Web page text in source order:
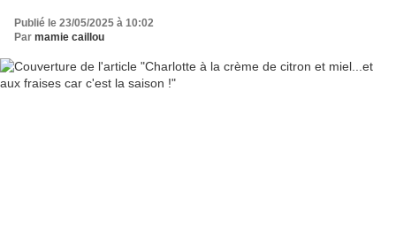
Publié le 23/05/2025 à 10:02
Par mamie caillou